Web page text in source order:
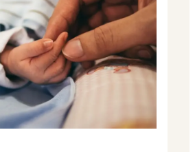
pudeguide:
find
den
rette
fyldtype
din